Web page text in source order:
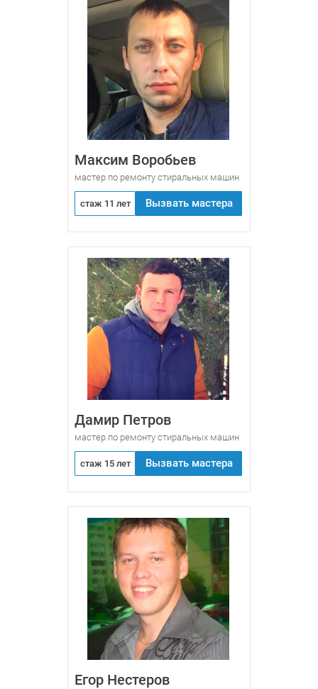
Максим Воробьев
мастер по ремонту стиральных машин
стаж 11 лет Вызвать мастера
Дамир Петров
мастер по ремонту стиральных машин
стаж 15 лет Вызвать мастера
Егор Нестеров